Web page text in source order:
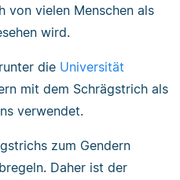
von vielen Menschen als
wird.
die Universität
mit dem Schrägstrich als
verwendet.
zum Gendern
Daher ist der